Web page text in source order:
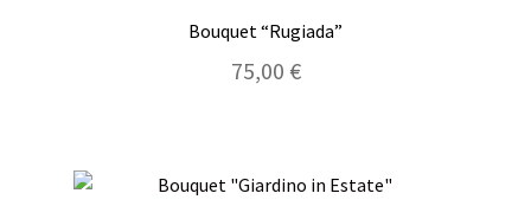
Bouquet “Rugiada”
75,00 €